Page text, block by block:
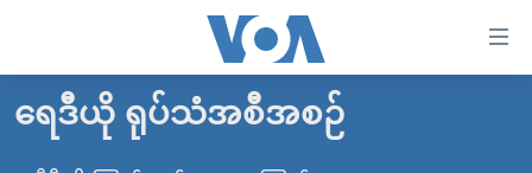
လွယ်ကူ
မူလစာမျက်နှာ
မြန်မာ
ရေဒီယို ရုပ်သံအစီအစဉ်